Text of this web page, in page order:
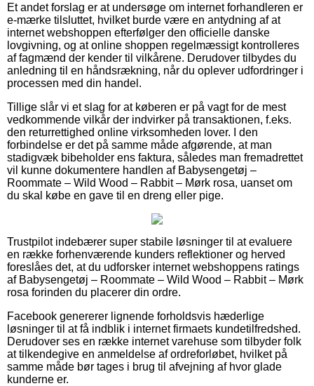
Et andet forslag er at undersøge om internet forhandleren er
e-mærke tilsluttet, hvilket burde være en antydning af at
internet webshoppen efterfølger den officielle danske
lovgivning, og at online shoppen regelmæssigt kontrolleres
af fagmænd der kender til vilkårene. Derudover tilbydes du
anledning til en håndsrækning, når du oplever udfordringer i
processen med din handel.
Tillige slår vi et slag for at køberen er på vagt for de mest
vedkommende vilkår der indvirker på transaktionen, f.eks.
den returrettighed online virksomheden lover. I den
forbindelse er det på samme måde afgørende, at man
stadigvæk bibeholder ens faktura, således man fremadrettet
vil kunne dokumentere handlen af Babysengetøj –
Roommate – Wild Wood – Rabbit – Mørk rosa, uanset om
du skal købe en gave til en dreng eller pige.
Trustpilot indebærer super stabile løsninger til at evaluere
en række forhenværende kunders reflektioner og herved
foreslåes det, at du udforsker internet webshoppens ratings
af Babysengetøj – Roommate – Wild Wood – Rabbit – Mørk
rosa forinden du placerer din ordre.
Facebook genererer lignende forholdsvis hæderlige
løsninger til at få indblik i internet firmaets kundetilfredshed.
Derudover ses en række internet varehuse som tilbyder folk
at tilkendegive en anmeldelse af ordreforløbet, hvilket på
samme måde bør tages i brug til afvejning af hvor glade
kunderne er.